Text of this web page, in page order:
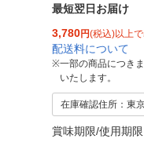
最短翌日お届け
3,780円(税込)以上
配送料について
※一部の商品につき
いたします。
在庫確認住所：東
賞味期限/使用期